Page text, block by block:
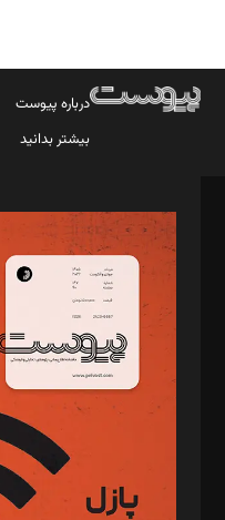
درباره پیوست
بیشتر بدانید
مدیر مسئول: محمدباقر اثنی‌عشری
سردبیر: مهرک محمودی
دبیر تحریریه: میثم قاسمی
د‌بیر ناداستان: سمانه سمیع
د‌بیر خدمت و تجارت: ابوالفضل
د‌بیر حقوق فناوری: حسام‌الدین
د‌بیر پیوست جهان: مینا پاکدل
د‌بیر تحریریه آنلاین: بابک نقاش
تحریریه‌: مجتبی محمود‌ی، آرش
مصطفی مسجدی آرانی، ابوالفضل